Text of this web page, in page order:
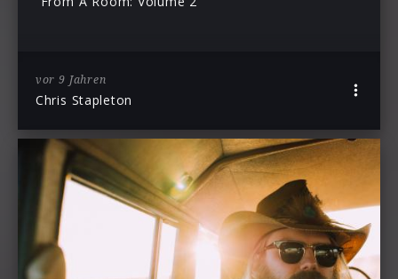
vor 9 Jahren
Chris Stapleton